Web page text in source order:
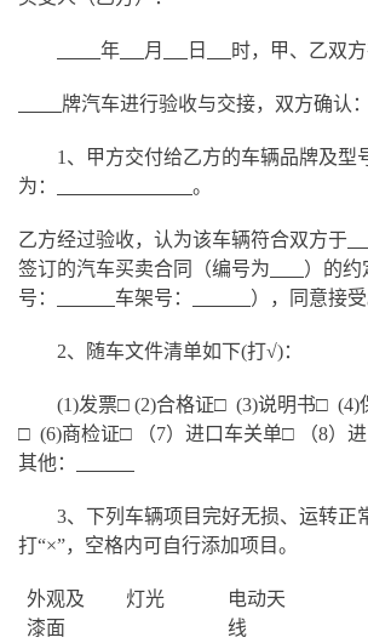
年 月 日 时，甲、乙双
牌汽车进行验收与交接，双方确认：
1、甲方交付给乙方的车辆品牌及型
为：
。
乙方经过验收，认为该车辆符合双方于
签订的汽车买卖合同（编号为
）的约
号：
车架号： ），同意接受
2、随车文件清单如下(打√)：
(1)发票□ (2)合格证□ (3)说明书□
□ (6)商检证□ （7）进口车关单□ （8）
其他：
3、下列车辆项目完好无损、运转正
打“×”，空格内可自行添加项目。
外观及
漆面
灯光
电动天
线